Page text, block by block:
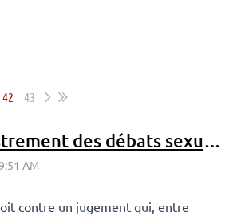
42 43
Enregistrement des débats sexuels à l’insu de l’appelante
contre un jugement qui, entre